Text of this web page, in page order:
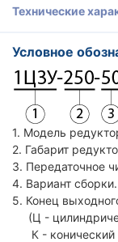
Технические
Условное
1. Модель
2. Габарит
3. Передаточное
4. Вариант сборки.
5. Конец
(Ц -
К - конический